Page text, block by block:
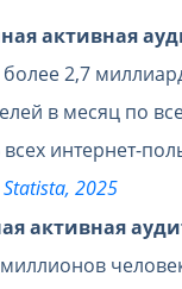
активная
2,7
в месяц по
интернет-
Statista, 2025
активная